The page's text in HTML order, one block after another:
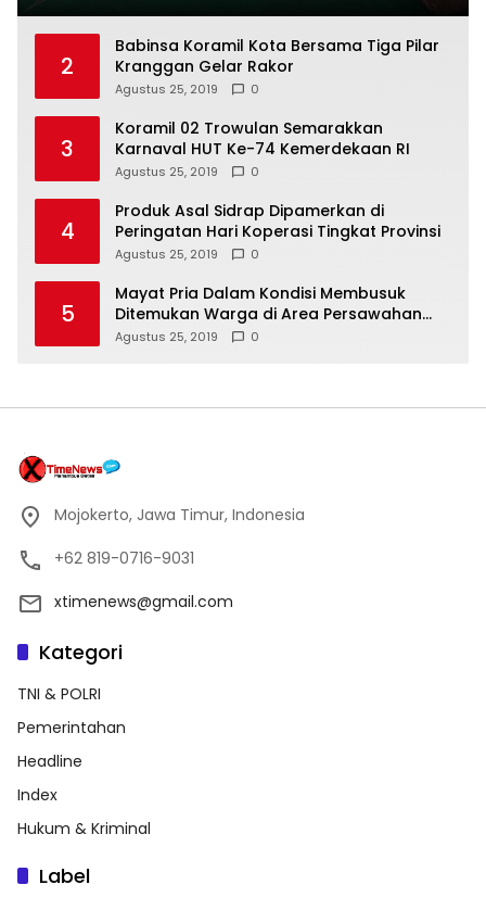
2
Babinsa Koramil Kota Bersama Tiga Pilar
Kranggan Gelar Rakor
Agustus 25, 2019 0
3
Koramil 02 Trowulan Semarakkan
Karnaval HUT Ke-74 Kemerdekaan RI
Agustus 25, 2019 0
4
Produk Asal Sidrap Dipamerkan di
Peringatan Hari Koperasi Tingkat Provinsi
Agustus 25, 2019 0
5
Mayat Pria Dalam Kondisi Membusuk
Ditemukan Warga di Area Persawahan
Sidoarjo
Agustus 25, 2019 0
Mojokerto, Jawa Timur, Indonesia
+62 819-0716-9031
xtimenews@gmail.com
Kategori
TNI & POLRI
Pemerintahan
Headline
Index
Hukum & Kriminal
Label